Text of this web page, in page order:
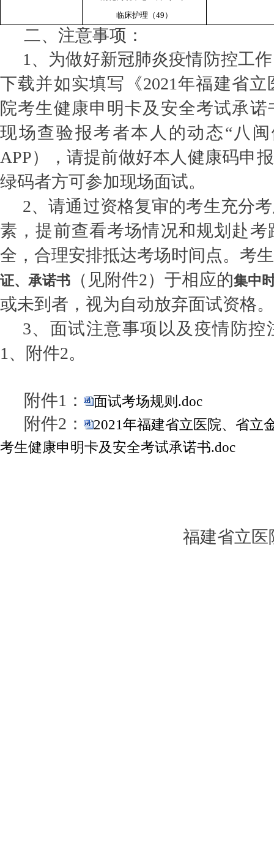
临床护理（49）
二、注意事项：
1 、为做好新冠肺炎疫情防控工
下载并如实填写《2021年福建省
院考生健康申明卡及安全考试承
现场查验报考者本人的动态“八
APP），请提前做好本人健康码申
绿码者方可参加现场面试。
2、请通过资格复审的考生充分
素，提前查看考场情况和规划赴
全，合理安排抵达考场时间点。考
证、承诺书 （见附件2）于相应的集中
或未到者，视为自动放弃面试资格。
3、面试注意事项以及疫情防控
1、附件2。
附件1： 面试考场规则.doc
附件2：
2021年福建省立医院、省立
考生健康申明卡及安全考试承诺书.doc
福建省立